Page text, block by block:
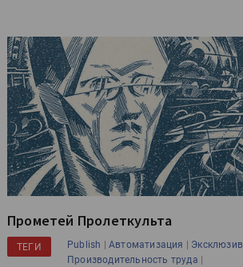
Прометей Пролеткульта
ТЕГИ Publish |Автоматизация | Эксклюзив
Производительность труда |